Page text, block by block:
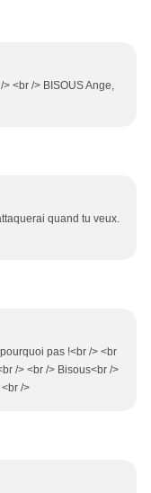
<br /> BISOUS Ange,
quand tu veux.
pas !<br /> <br
/> <br /> Bisous<br />
/>